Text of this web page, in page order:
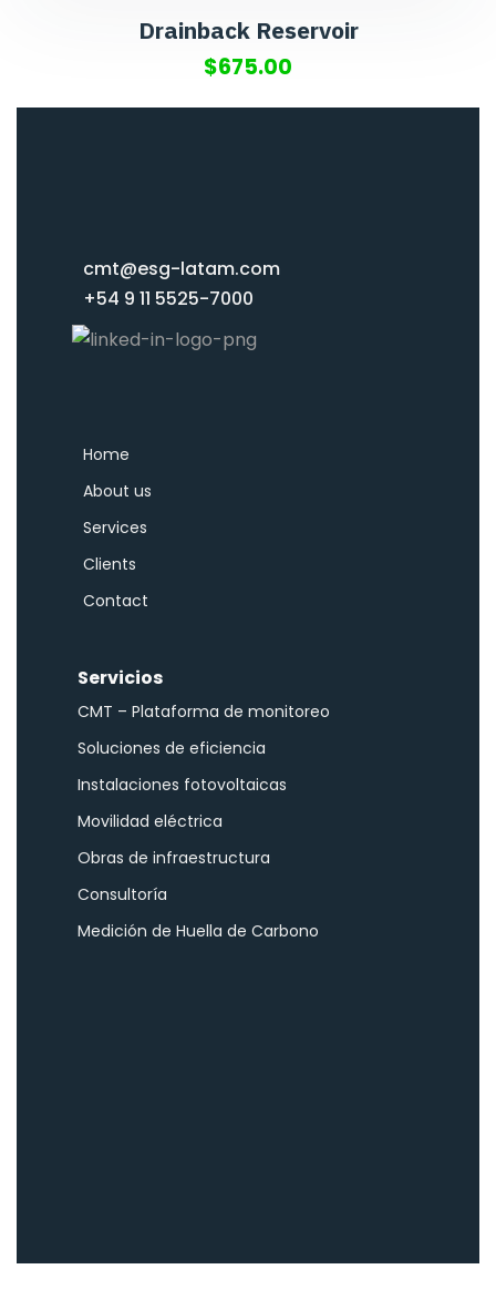
Drainback Reservoir
$675.00
cmt@esg-latam.com
+54 9 11 5525-7000
Home
About us
Services
Clients
Contact
Servicios
CMT – Plataforma de monitoreo
Soluciones de eficiencia
Instalaciones fotovoltaicas
Movilidad eléctrica
Obras de infraestructura
Consultoría
Medición de Huella de Carbono